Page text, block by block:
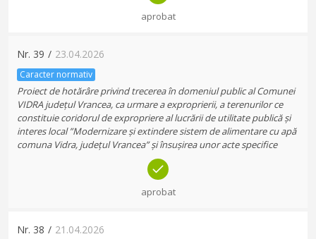
aprobat
Nr. 39 / 23.04.2026
Caracter normativ
Proiect de hotărâre privind trecerea în domeniul public al Comunei
VIDRA județul Vrancea, ca urmare a exproprierii, a terenurilor ce
constituie coridorul de expropriere al lucrării de utilitate publică și
interes local ”Modernizare și extindere sistem de alimentare cu apă
comuna Vidra, județul Vrancea” și însușirea unor acte specifice
aprobat
Nr. 38 / 21.04.2026